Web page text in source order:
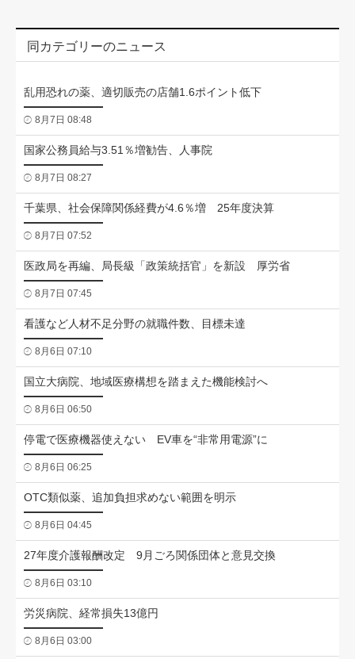
同カテゴリーのニュース
乱用恐れの薬、適切販売の店舗1.6ポイント低下
8月7日 08:48
国家公務員給与3.51％増勧告、人事院
8月7日 08:27
千葉県、社会保障関係経費が4.6％増 25年度決算
8月7日 07:52
医政局を再編、局長級「政策統括官」を新設 厚労省
8月7日 07:45
看護など人材不足分野の就職件数、目標未達
8月6日 07:10
国立大病院、地域医療構想を踏まえた機能検討へ
8月6日 06:50
停電で医療機器使えない EV車を“非常用電源”に
8月6日 06:25
OTC類似薬、追加負担求めない範囲を明示
8月6日 04:45
27年度介護報酬改定 9月ごろ関係団体と意見交換
8月6日 03:10
労災病院、経常損失13億円
8月6日 03:00